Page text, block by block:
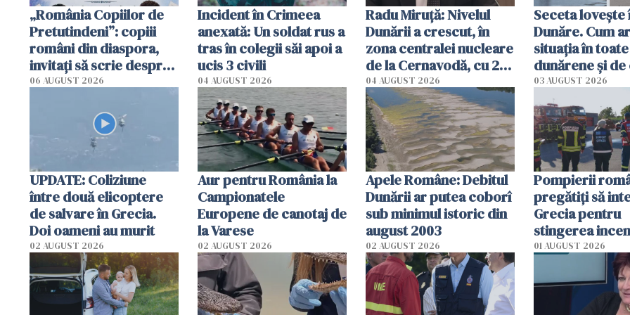
„România Copiilor de
Pretutindeni”: copiii
români din diaspora,
invitați să scrie despre
România într-un volum
06 AUGUST 2026
Incident în Crimeea
anexată: Un soldat rus a
tras în colegii săi apoi a
ucis 3 civili
04 AUGUST 2026
Radu Miruţă: Nivelul
Dunării a crescut, în
zona centralei nucleare
de la Cernavodă, cu 2
cm faţă de ziua trecută
04 AUGUST 2026
Seceta
Dunăre. Cum
situația în
dunărene și de
România
efectele, deși a
în iulie
03 AUGUST 2026
UPDATE: Coliziune
între două elicoptere
de salvare în Grecia.
Doi oameni au murit
02 AUGUST 2026
Aur pentru România la
Campionatele
Europene de canotaj de
la Varese
02 AUGUST 2026
Apele Române: Debitul
Dunării ar putea coborî
sub minimul istoric din
august 2003
02 AUGUST 2026
Pompierii
pregătiţi să
Grecia pentru
stingerea
01 AUGUST 2026